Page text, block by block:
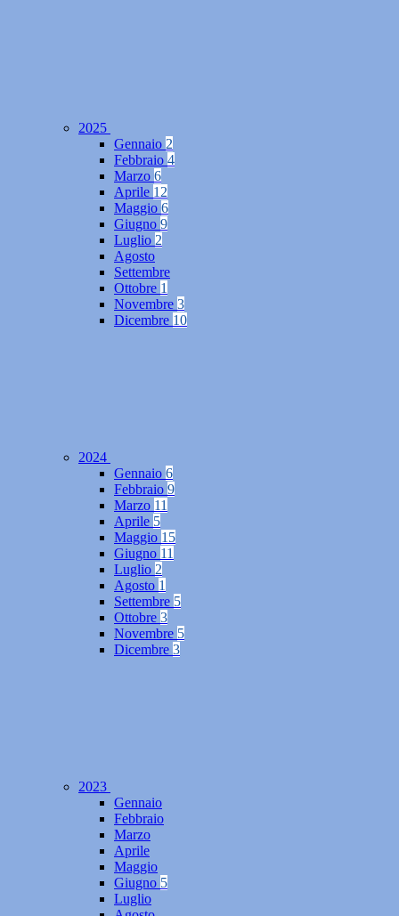
2025
Gennaio 2
Febbraio 4
Marzo 6
Aprile 12
Maggio 6
Giugno 9
Luglio 2
Agosto
Settembre
Ottobre 1
Novembre 3
Dicembre 10
2024
Gennaio 6
Febbraio 9
Marzo 11
Aprile 5
Maggio 15
Giugno 11
Luglio 2
Agosto 1
Settembre 5
Ottobre 3
Novembre 5
Dicembre 3
2023
Gennaio
Febbraio
Marzo
Aprile
Maggio
Giugno 5
Luglio